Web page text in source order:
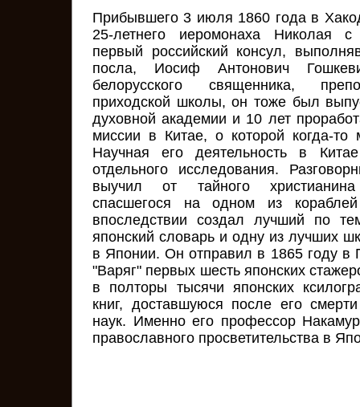
Прибывшего 3 июля 1860 года в
25-летнего иеромонаха Николая
первый российский консул,
посла, Иосиф Антонович
белорусского священника,
приходской школы, он тоже был
духовной академии и 10 лет
миссии в Китае, о которой когда-то
Научная его деятельность в
отдельного исследования.
выучил от тайного
спасшегося на одном из
впоследствии создал лучший по
японский словарь и одну из лучших
в Японии. Он отправил в 1865 году в
"Варяг" первых шесть японских
в полторы тысячи японских
книг, доставшуюся после его
наук. Именно его профессор
православного просветительства в